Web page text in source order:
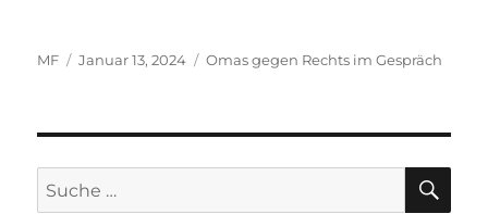
Autor
MF
Veröffentlicht
Januar 13, 2024 Kategorien
Omas gegen Rechts im Gespräch
Suche